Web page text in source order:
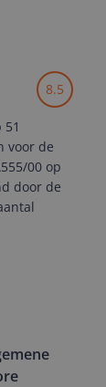
8.5
voor de
00 op
door de